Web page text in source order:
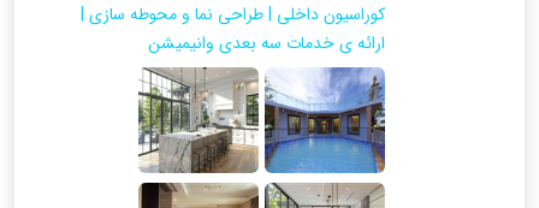
کوراسیون داخلی | طراحی نما و محوطه سازی |
ارائه ی خدمات سه بعدی وانیمیشن